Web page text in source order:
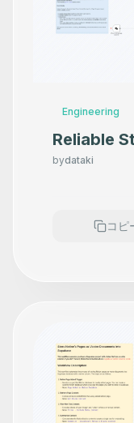
Engineering
Reliable
AI Agent
OpenAI
bydataki
コピ